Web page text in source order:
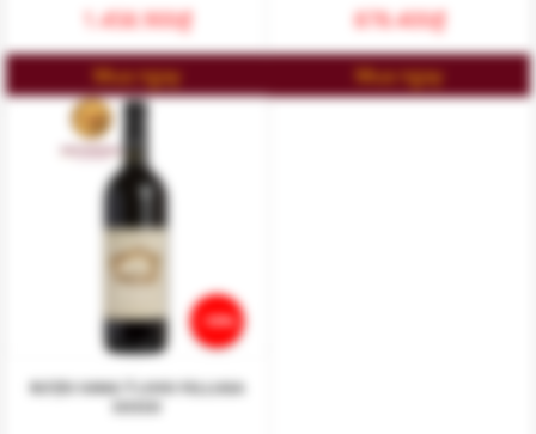
1.458.900₫
Mua ngay
878.400₫
Mua ngay
-10%
RƯỢU VANG Ý LIVIO FELLUGA